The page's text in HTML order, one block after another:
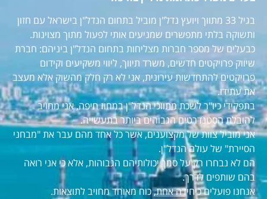
בגיל 33 מתווך ויועץ נדל"ן מוביל בתחום הנדל"ן בישראל עם חזון
ותשוקה בלתי מתפשרים שמניעים אותי לפעול מתוך מצוינות.
כבעלים של מספר חברות מצליחות בתחום הנדל"ן ביניהם: חברת
שיווק פרויקטים חדשים, משרד תיווך, ליווי משקיעים וקידום
פרויקטים להתחדשות עירונית, אני לא רק חלק מהשוק אלא מעצב
את עתידו.
בתפקידי כיו"ר לשכת מתווכי הנדל"ן במחוז חיפה, אני מחויב
להובלת הסטנדרטים הגבוהים ביותר בתעשייה.
אני מוביל צוות של מקצוענים, אשר כל אחד מהם עבר את "מבחני
הסיירת" של עולם הנדל"ן.
הם לא נבחרו רק על סמך יכולותיהם הגבוהות, אלא כי אני רואה
בהם שותפים לדרך.
אנחנו פועלים כיחידה אחת, כוח מאוחד מחויב לתוצאות.